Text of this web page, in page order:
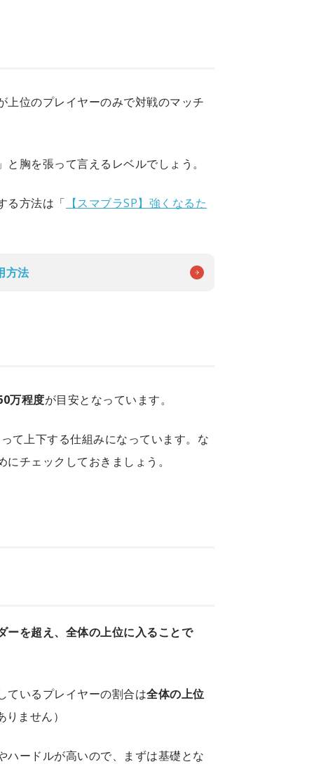
上位のプレイヤーのみで対戦のマッチ
胸を張って言えるレベルでしょう。
る方法は「 【スマブラSP】強くなるた
方法
万程度が目安となっています。
て上下する仕組みになっています。な
チェックしておきましょう。
ーを超え、全体の上位に入ることで
ているプレイヤーの割合は全体の上位
ません）
ハードルが高いので、まずは基礎とな